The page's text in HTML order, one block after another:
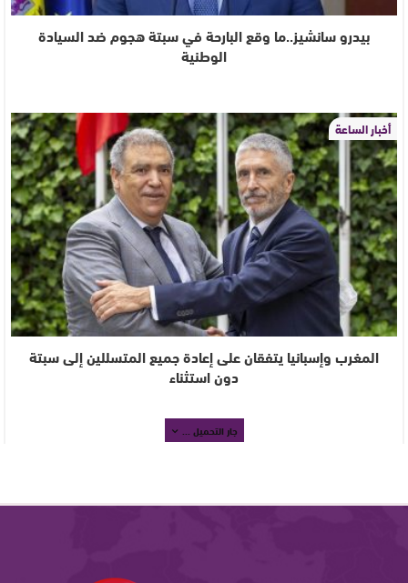
بيدرو سانشيز..ما وقع البارحة في سبتة هجوم ضد السيادة
الوطنية
أخبار الساعة
المغرب وإسبانيا يتفقان على إعادة جميع المتسللين إلى سبتة
دون استثناء
جار التحميل ...